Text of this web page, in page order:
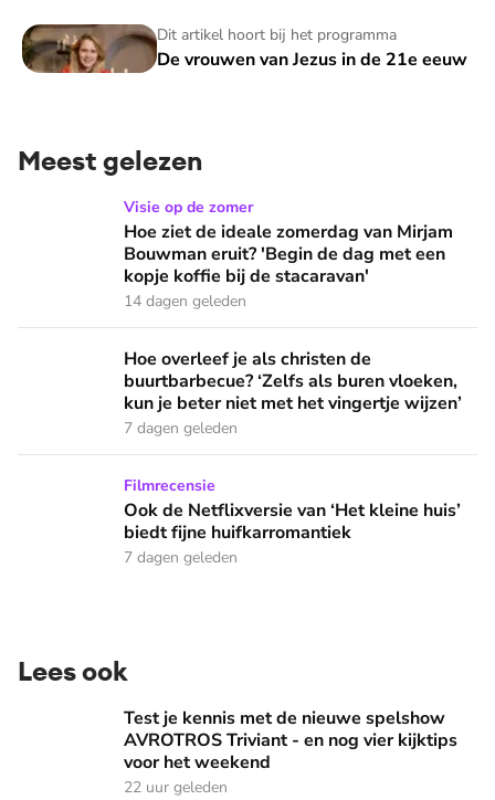
Dit artikel hoort bij het programma
De vrouwen van Jezus in de 21e eeuw
De vrouwen van Jezus in de 21e eeuw
Meest gelezen
Hoe ziet de ideale zomerdag van Mirjam Bouwman eruit?
Visie op de zomer
Hoe ziet de ideale zomerdag van Mirjam
Bouwman eruit? 'Begin de dag met een
kopje koffie bij de stacaravan'
14 dagen geleden
Hoe overleef je als christen de buurtbarbecue? ‘Zelfs als
Hoe overleef je als christen de
buurtbarbecue? ‘Zelfs als buren vloeken,
kun je beter niet met het vingertje wijzen’
7 dagen geleden
Ook de Netflixversie van ‘Het kleine huis’ biedt fijne
Filmrecensie
Ook de Netflixversie van ‘Het kleine huis’
biedt fijne huifkarromantiek
7 dagen geleden
Lees ook
Test je kennis met de nieuwe spelshow AVROTROS
Test je kennis met de nieuwe spelshow
AVROTROS Triviant - en nog vier kijktips
voor het weekend
22 uur geleden